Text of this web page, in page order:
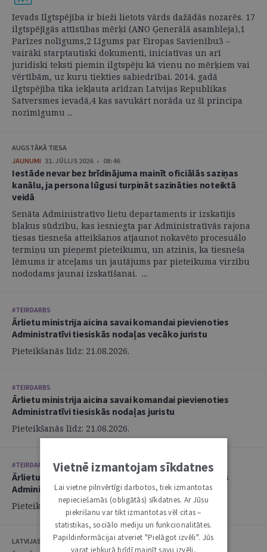
Ievads Ilgtspējība ir bieži lietots vārds dažādās nozarēs. 17
ilgtspējīgās attīstības mērķi (ANO Ģenerālā asambleja),1
Parīzes nolīgums,2 Līgums par Eiropas Savienību3 –
vairāki starptautiski dokumenti, iniciatīvas un arī
juridiski teksti piemin ilgtspēju kā vienu no mērķiem vai
vērtībām, uz kuru tiekties sabiedrībai. 2014. gadā
ilgtspējība tika iekļauta arīdzan Latvijas Republikas
Satversmes ievadā,4 kas savukārt norāda uz šī principa
nozīmīgumu ...
AUGSTĀKĀ TIESA
JAUNUMI 31. JŪLIJS 2026 • 08:46
Iestāde nevar bez brīdinājuma mainīt oficiālās saziņas
kanālu, ja persona lūgusi turpināt sazināties noteiktā
veidā
Senāta Administratīvo lietu departaments ir izskatījis
blakus sūdzību, kas iesniegta par Administratīvās rajona
tiesas tiesneša atteikšanos atjaunot nokavēto procesuālo
termiņu un pieņemt pieteikumu, un atzinis, ka tiesneša
lēmums ir atceļams un jautājums par pieteikuma virzību
nododams jaunai izskatīšanai. ...
#TEIRDARBS
Ārlietu ministrija aicina savai komandai pievienoties
Administratīvi tiesiskās nodaļas vecāko juristu
Pieteikšanās līdz: 21.08.2026.
#TEIRDARBS
Ārlietu ministrija aicina savai komandai pievienoties
Administratīvi tiesiskās nodaļas juristu
Pieteikšanās līdz: 21.08.2026.
#TEIRDARBS
Ārlietu ministrija aicina savai komandai pievienoties
Administratīvi tiesiskās nodaļas juristu
Pieteikšanās līdz: 21.08.2026.
LATVIJAS ZVĒRINĀTU ADVOKĀTU PADOME
Vietnē izmantojam sīkdatnes
Lai vietne pilnvērtīgi darbotos, tiek izmantotas
nepieciešamās (obligātās) sīkdatnes. Ar Jūsu
piekrišanu var tikt izmantotas vēl citas –
statistikas, sociālo mediju un funkcionalitātes.
Papildinformācijai atveriet "Pielāgot izvēli". Jūs
varat jebkurā brīdī mainīt savu izvēli,